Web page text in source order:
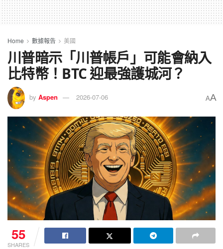
Home 數據報告 美國
川普暗示「川普帳戶」可能會納入
比特幣！BTC 迎最強護城河？
by Aspen 2026-07-06 AA
55
SHARES